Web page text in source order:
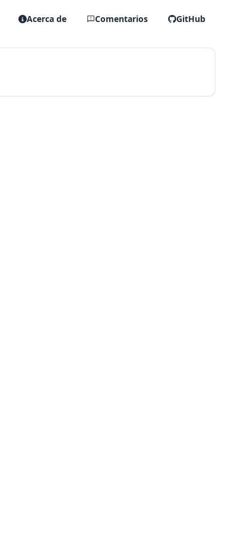
Acerca de Comentarios GitHub